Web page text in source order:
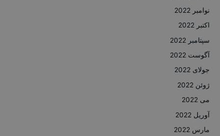
نوامبر 2022
اکتبر 2022
سپتامبر 2022
آگوست 2022
جولای 2022
ژوئن 2022
می 2022
آوریل 2022
مارس 2022